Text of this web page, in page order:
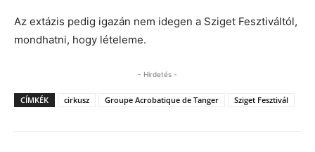
Az extázis pedig igazán nem idegen a Sziget Fesztiváltól,
mondhatni, hogy lételeme.
- Hirdetés -
CÍMKÉK cirkusz Groupe Acrobatique de Tanger Sziget Fesztivál